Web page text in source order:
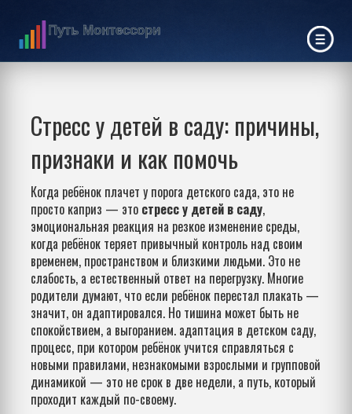
Стресс у детей в саду: причины,
признаки и как помочь
Когда ребёнок плачет у порога детского сада, это не
просто каприз — это стресс у детей в саду,
эмоциональная реакция на резкое изменение среды,
когда ребёнок теряет привычный контроль над своим
временем, пространством и близкими людьми. Это не
слабость, а естественный ответ на перегрузку. Многие
родители думают, что если ребёнок перестал плакать —
значит, он адаптировался. Но тишина может быть не
спокойствием, а выгоранием. адаптация в детском саду,
процесс, при котором ребёнок учится справляться с
новыми правилами, незнакомыми взрослыми и групповой
динамикой — это не срок в две недели, а путь, который
проходит каждый по-своему.